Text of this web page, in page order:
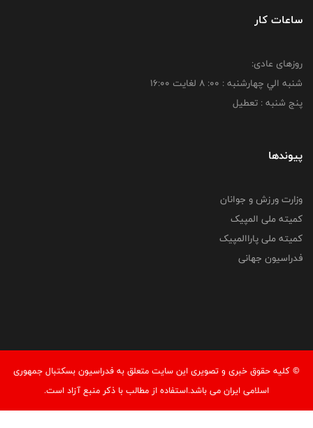
ساعات کار
روزهای عادی:
شنبه الي چهارشنبه : 00: 8 لغايت 16:00
پنج شنبه : تعطیل
پیوندها
وزارت ورزش و جوانان
کمیته ملی المپیک
کمیته ملی پاراالمپیک
فدراسیون جهانی
© کليه حقوق خبری و تصويری اين سايت متعلق به فدراسیون بسکتبال جمهوری
اسلامی ایران می باشد.استفاده از مطالب با ذكر منبع آزاد است.